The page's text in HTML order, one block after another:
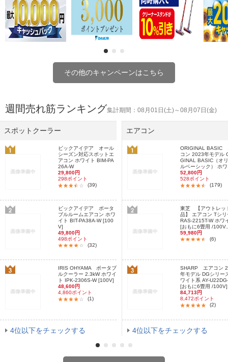
その他のキャンペーンはこちら
週間売れ筋ランキング集計期間：08月01日(土)～08月07日(金)
スポットクーラー
ビックアイデア オール
シーズン対応スポットエ
アコン ホワイト BIM-PA
26A-W
29,800円
298ポイント
(39)
ビックアイデア ポータ
ブルルームエアコン ホワ
イト BIT-PA38A-W [100
V]
49,800円
498ポイント
(32)
IRIS OHYAMA ポータブ
ルクーラー 2.3kW ホワイ
ト IPK-2306S-W [100V]
48,600円
4,860ポイント
(1)
4位以下をチェックする
エアコン
ORIGINAL BASIC
コン 2023年モデル
GINAL BASIC（オ
ルベーシック） ホ
52,800円
528ポイント
(179)
東芝 【アウトレッ
品】 エアコン Tシリ
RAS-2215T-W ホワ
[おもに6畳用 /
59,980円
(6)
SHARP エアコン
年モデル DGシリー
ワイト系 AY-
[おもに6畳用 /100V]
84,713円
8,472ポイント
(2)
4位以下をチェックする